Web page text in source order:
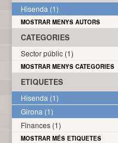
Hisenda (1)
MOSTRAR MENYS AUTORS
CATEGORIES
Sector públic (1)
MOSTRAR MENYS CATEGORIES
ETIQUETES
Hisenda (1)
Girona (1)
Finances (1)
MOSTRAR MÉS ETIQUETES